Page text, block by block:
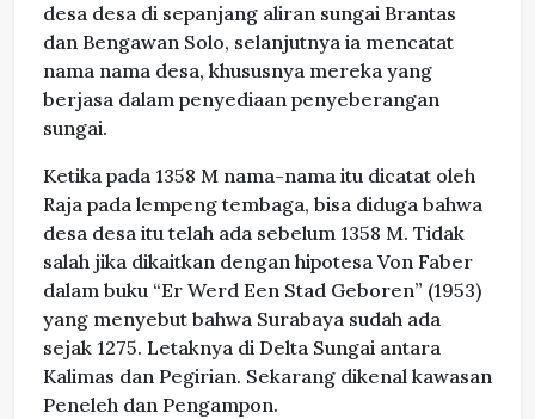
desa desa di sepanjang aliran sungai Brantas
dan Bengawan Solo, selanjutnya ia mencatat
nama nama desa, khususnya mereka yang
berjasa dalam penyediaan penyeberangan
sungai.
Ketika pada 1358 M nama-nama itu dicatat oleh
Raja pada lempeng tembaga, bisa diduga bahwa
desa desa itu telah ada sebelum 1358 M. Tidak
salah jika dikaitkan dengan hipotesa Von Faber
dalam buku “Er Werd Een Stad Geboren” (1953)
yang menyebut bahwa Surabaya sudah ada
sejak 1275. Letaknya di Delta Sungai antara
Kalimas dan Pegirian. Sekarang dikenal kawasan
Peneleh dan Pengampon.